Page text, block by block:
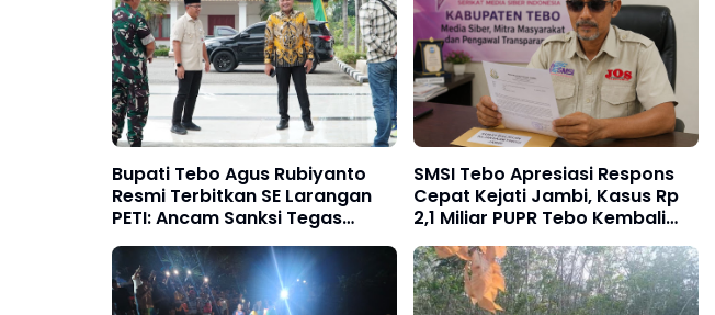
Bupati Tebo Agus Rubiyanto
Resmi Terbitkan SE Larangan
PETI: Ancam Sanksi Tegas
Kades hingga BPD yang
Terlibat
SMSI Tebo Apresiasi Respons
Cepat Kejati Jambi, Kasus Rp
2,1 Miliar PUPR Tebo Kembali
Disorot